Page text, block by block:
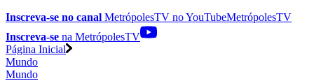
Inscreva-se no canal MetrópolesTV noYouTubeMetrópolesTV
Inscreva-se na MetrópolesTV
Página Inicial
Mundo
Mundo